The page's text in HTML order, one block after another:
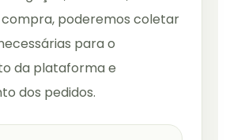
compra, poderemos coletar
para o
da plataforma e
dos pedidos.